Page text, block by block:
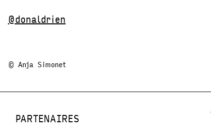
@donaldrien
© Anja Simonet
PARTENAIRES